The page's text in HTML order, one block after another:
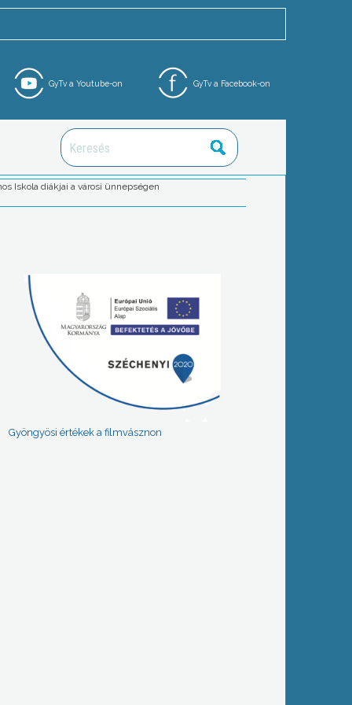
GyTv a Facebook-on
GyTv a Youtube-on
Iskola diákjai a városi ünnepségen
Gyöngyösi értékek a filmvásznon